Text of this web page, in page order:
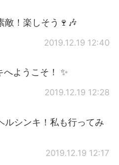
敵！楽しそう🍷🎶
2019.12.19 12:40
へようこそ！ ✨
2019.12.19 12:28
ルシンキ！私も行ってみ
2019.12.19 12:17